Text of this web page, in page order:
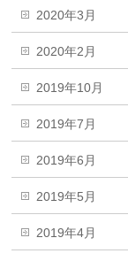
2020年3月
2020年2月
2019年10月
2019年7月
2019年6月
2019年5月
2019年4月